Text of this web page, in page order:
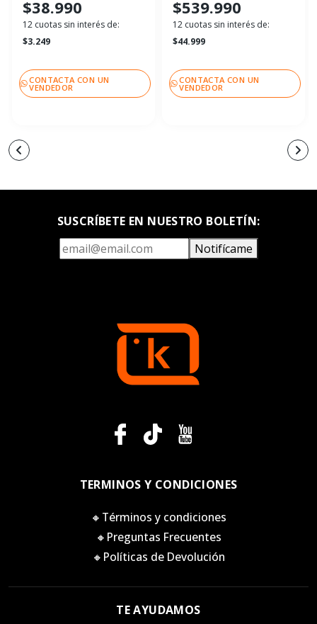
$38.990
12 cuotas sin interés de:
$3.249
CONTACTA CON UN
VENDEDOR
$539.990
12 cuotas sin interés de:
$44.999
CONTACTA CON UN
VENDEDOR
SUSCRÍBETE EN NUESTRO BOLETÍN:
Notifícame
TERMINOS Y CONDICIONES
🔸Términos y condiciones
🔸Preguntas Frecuentes
🔸Políticas de Devolución
TE AYUDAMOS